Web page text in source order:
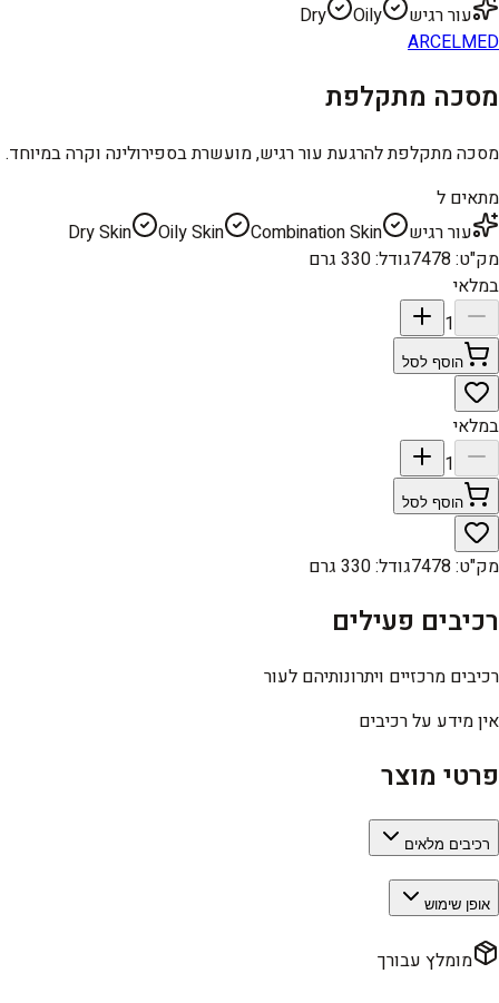
עור רגיש Dry
Oily
ARCELMED
מסכה מתקלפת
מסכה מתקלפת להרגעת עור רגיש, מועשרת בספירולינה וקרה במיוחד.
מתאים ל
עור רגיש
Dry Skin Oily Skin
Combination Skin
מק"ט:
7478גודל:330 גרם
במלאי
1
הוסף לסל
במלאי
1
הוסף לסל
מק"ט:
7478גודל:330 גרם
רכיבים פעילים
רכיבים מרכזיים ויתרונותיהם לעור
אין מידע על רכיבים
פרטי מוצר
רכיבים מלאים
אופן שימוש
מומלץ עבורך